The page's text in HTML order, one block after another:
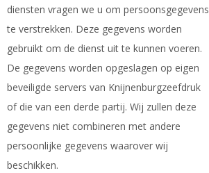
diensten vragen we u om persoonsgegevens
te verstrekken. Deze gegevens worden
gebruikt om de dienst uit te kunnen voeren.
De gegevens worden opgeslagen op eigen
beveiligde servers van Knijnenburgzeefdruk
of die van een derde partij. Wij zullen deze
gegevens niet combineren met andere
persoonlijke gegevens waarover wij
beschikken.